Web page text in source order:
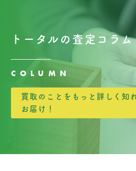
トータルの査定コラム
COLUMN
買取のことをもっと詳しく知
お届け！